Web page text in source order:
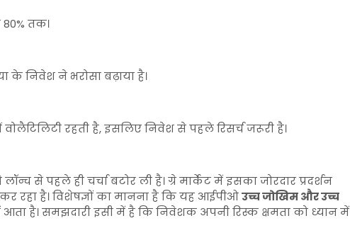
तक।
के निवेश ने भरोसा बढ़ाया है।
रहती है, इसलिए निवेश से पहले रिसर्च जरूरी है।
से पहले ही चर्चा बटोर ली है। ग्रे मार्केट में इसका जोरदार प्रदर्शन
रहा है। विशेषज्ञों का मानना है कि यह आईपीओउच्च जोखिम और उच्च
है। समझदारी इसी में है कि निवेशक अपनी रिस्क क्षमता को ध्यान में